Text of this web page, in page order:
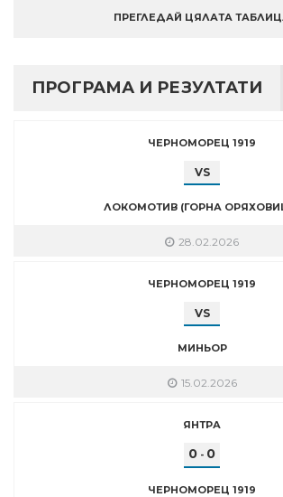
ПРЕГЛЕДАЙ ЦЯЛАТА
ПРОГРАМА И РЕЗУЛТАТИ
ЧЕРНОМОРЕЦ 1919
VS
ЛОКОМОТИВ (ГОРНА
28.02.2026
ЧЕРНОМОРЕЦ 1919
VS
МИНЬОР
15.02.2026
ЯНТРА
0 - 0
ЧЕРНОМОРЕЦ 1919